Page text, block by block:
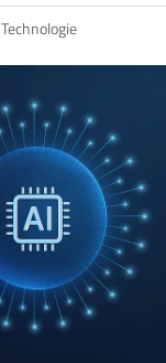
Technologie